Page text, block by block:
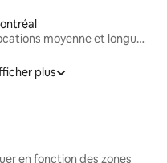
Locations moyenne et longue durée
plus
en fonction des zones